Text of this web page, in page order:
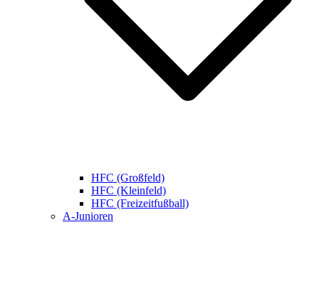
HFC (Großfeld)
HFC (Kleinfeld)
HFC (Freizeitfußball)
A-Junioren